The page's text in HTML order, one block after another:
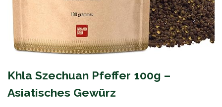
Khla Szechuan Pfeffer 100g –
Asiatisches Gewürz